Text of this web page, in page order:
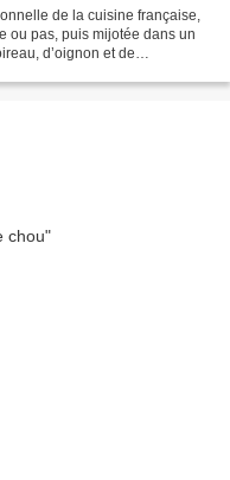
de la cuisine française,
ou pas, puis mijotée dans un
d’oignon et de